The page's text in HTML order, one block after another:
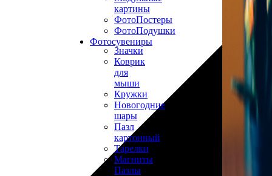
картины
ФотоПостеры
ФотоПодушки
Фотоcувениры
Значки
Коврик
для
мыши
Кружки
Новогодние
шары
Пазл
картонный
Тарелки
Магниты
Пазлы